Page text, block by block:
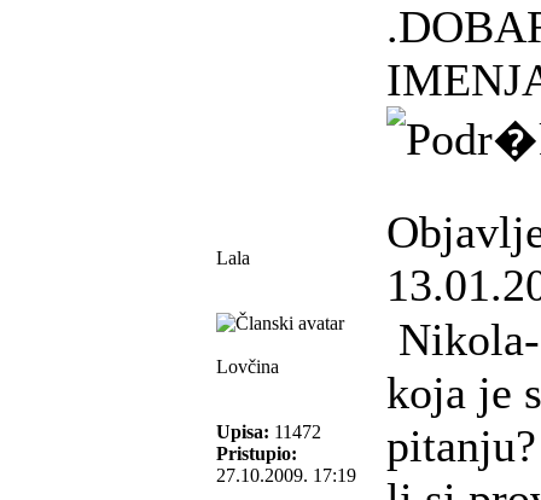
Lala
Lovčina
Upisa: 11472
Pristupio:
27.10.2009. 17:19
koja je